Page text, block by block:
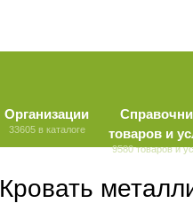
Организации
33605 в каталоге
товаров и
9580 товаров и
Кровать